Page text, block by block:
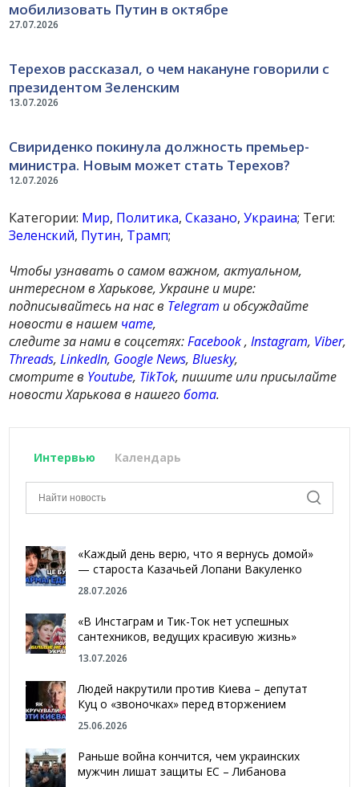
27.07.2026
мобилизовать Путин в октябре
13.07.2026
Терехов рассказал, о чем накануне говорили с
президентом Зеленским
12.07.2026
Свириденко покинула должность премьер-
министра. Новым может стать Терехов?
Категории: Мир, Политика,Сказано,Украина; Теги:
Зеленский, Путин, Трамп;
Чтобы узнавать о самом важном, актуальном,
интересном в Харькове, Украине и мире:
подписывайтесь на нас в Telegram и обсуждайте
новости в нашем чате,
следите за нами в соцсетях:Facebook,Instagram, Viber,
Threads,LinkedIn, Google News,Bluesky,
смотрите в Youtube, TikTok, пишите или присылайте
новости Харькова в нашегобота.
Интервью Календарь
«Каждый день верю, что я вернусь домой»
— староста Казачьей Лопани Вакуленко
28.07.2026
«В Инстаграм и Тик-Ток нет успешных
сантехников, ведущих красивую жизнь»
13.07.2026
Людей накрутили против Киева – депутат
Куц о «звоночках» перед вторжением
25.06.2026
Раньше война кончится, чем украинских
мужчин лишат защиты ЕС – Либанова